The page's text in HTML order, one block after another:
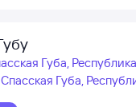
Губа,
Губа,